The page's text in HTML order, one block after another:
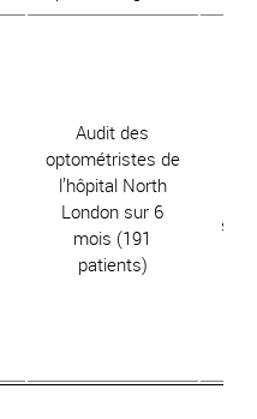
Audit des
optométristes de
l’hôpital North
London sur 6
mois (191
patients)